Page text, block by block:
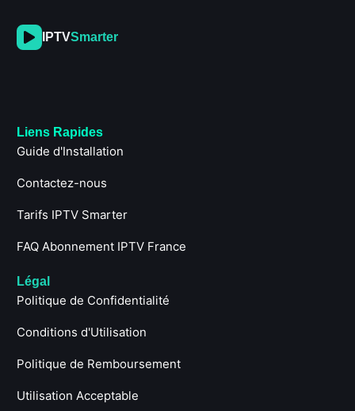
IPTVSmarter
Liens Rapides
Guide d'Installation
Contactez-nous
Tarifs IPTV Smarter
FAQ Abonnement IPTV France
Légal
Politique de Confidentialité
Conditions d'Utilisation
Politique de Remboursement
Utilisation Acceptable